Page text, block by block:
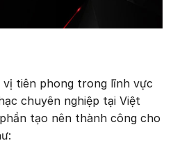
tiên phong trong lĩnh vực
chuyên nghiệp tại Việt
tạo nên thành công cho